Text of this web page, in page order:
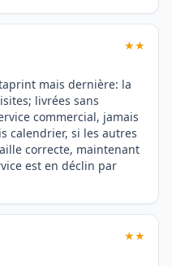
★★
mais dernière: la
livrées sans
commercial, jamais
calendrier, si les autres
correcte, maintenant
est en déclin par
★★